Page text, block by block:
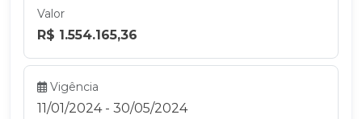
Valor
R$ 1.554.165,36
Vigência
11/01/2024 - 30/05/2024